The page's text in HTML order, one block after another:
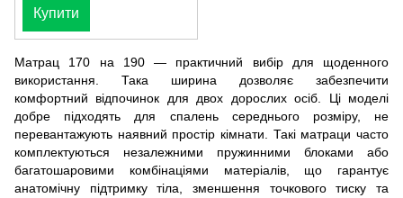
Купити
Матрац 170 на 190 — практичний вибір для щоденного
використання. Така ширина дозволяє забезпечити
комфортний відпочинок для двох дорослих осіб. Ці моделі
добре підходять для спалень середнього розміру, не
перевантажують наявний простір кімнати. Такі матраци часто
комплектуються незалежними пружинними блоками або
багатошаровими комбінаціями матеріалів, що гарантує
анатомічну підтримку тіла, зменшення точкового тиску та